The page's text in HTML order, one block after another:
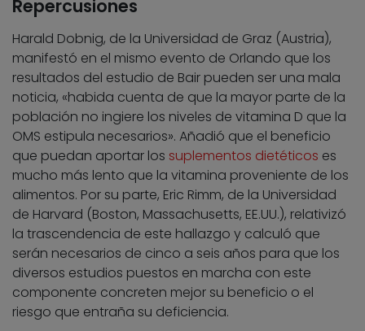
Repercusiones
Harald Dobnig, de la Universidad de Graz (Austria),
manifestó en el mismo evento de Orlando que los
resultados del estudio de Bair pueden ser una mala
noticia, «habida cuenta de que la mayor parte de la
población no ingiere los niveles de vitamina D que la
OMS estipula necesarios». Añadió que el beneficio
que puedan aportar los suplementos dietéticos es
mucho más lento que la vitamina proveniente de los
alimentos. Por su parte, Eric Rimm, de la Universidad
de Harvard (Boston, Massachusetts, EE.UU.), relativizó
la trascendencia de este hallazgo y calculó que
serán necesarios de cinco a seis años para que los
diversos estudios puestos en marcha con este
componente concreten mejor su beneficio o el
riesgo que entraña su deficiencia.